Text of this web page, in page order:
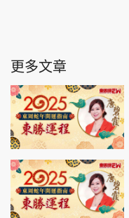
更多文章